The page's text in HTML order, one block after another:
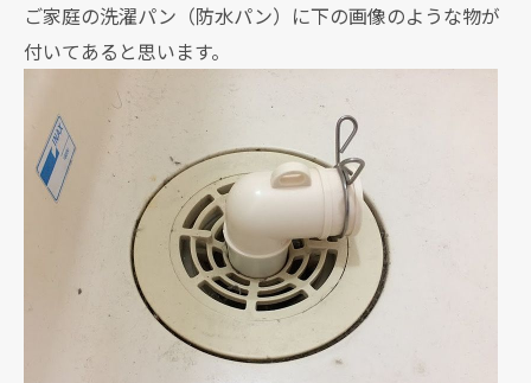
ご家庭の洗濯パン（防水パン）に下の画像のような物が
付いてあると思います。